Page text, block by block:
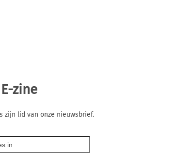
zine
zijn lid van onze nieuwsbrief.